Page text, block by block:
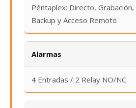
Péntaplex: Directo,
Backup y Acceso Remoto
Alarmas
4 Entradas / 2 Relay NO/NC